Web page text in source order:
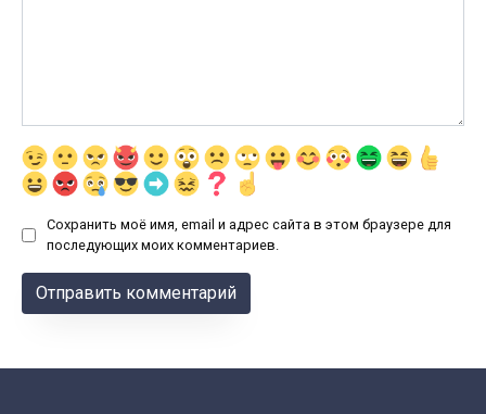
Сохранить моё имя, email и адрес сайта в этом браузере для
последующих моих комментариев.